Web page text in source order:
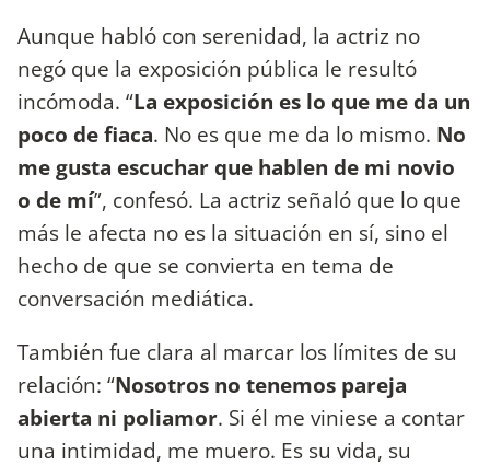
Aunque habló con serenidad, la actriz no
negó que la exposición pública le resultó
incómoda. “La exposición es lo que me da un
poco de fiaca. No es que me da lo mismo. No
me gusta escuchar que hablen de mi novio
o de mí”, confesó. La actriz señaló que lo que
más le afecta no es la situación en sí, sino el
hecho de que se convierta en tema de
conversación mediática.
También fue clara al marcar los límites de su
relación: “Nosotros no tenemos pareja
abierta ni poliamor. Si él me viniese a contar
una intimidad, me muero. Es su vida, su